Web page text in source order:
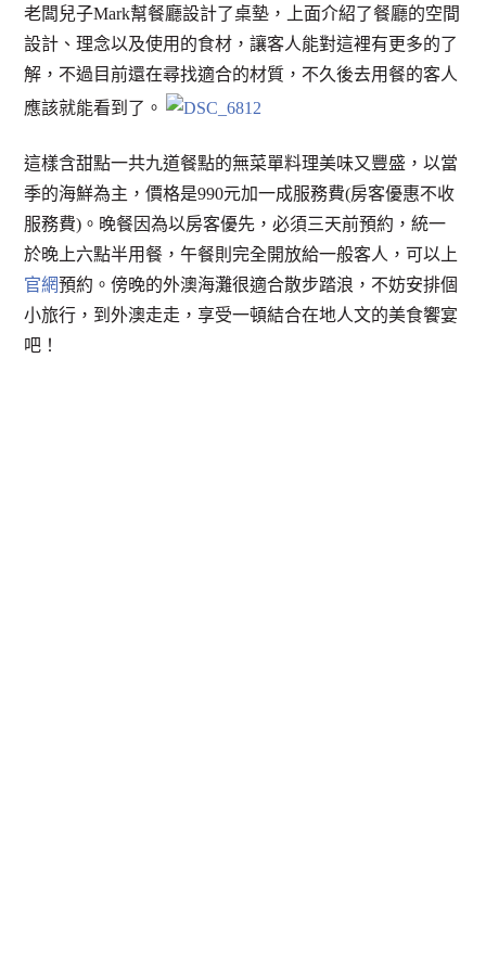
老闆兒子Mark幫餐廳設計了桌墊，上面介紹了餐廳的空間
設計、理念以及使用的食材，讓客人能對這裡有更多的了
解，不過目前還在尋找適合的材質，不久後去用餐的客人
應該就能看到了。
這樣含甜點一共九道餐點的無菜單料理美味又豐盛，以當
季的海鮮為主，價格是990元加一成服務費(房客優惠不收
服務費)。晚餐因為以房客優先，必須三天前預約，統一
於晚上六點半用餐，午餐則完全開放給一般客人，可以上
官網預約。傍晚的外澳海灘很適合散步踏浪，不妨安排個
小旅行，到外澳走走，享受一頓結合在地人文的美食饗宴
吧！